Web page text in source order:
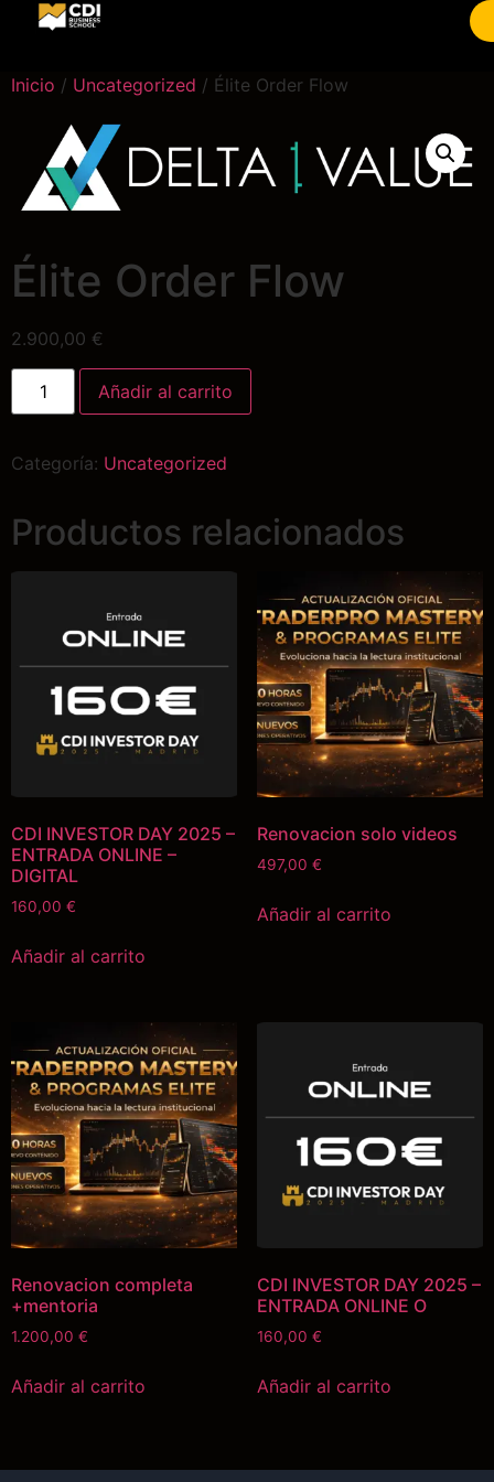
Inicio / Uncategorized / Élite Order Flow
Élite Order Flow
2.900,00 €
Añadir al carrito
Categoría: Uncategorized
Productos relacionados
CDI INVESTOR DAY 2025 –
ENTRADA ONLINE –
DIGITAL
160,00 €
Añadir al carrito
Renovacion solo videos
497,00 €
Añadir al carrito
Renovacion completa
+mentoria
1.200,00 €
Añadir al carrito
CDI INVESTOR DAY 2025 –
ENTRADA ONLINE O
160,00 €
Añadir al carrito